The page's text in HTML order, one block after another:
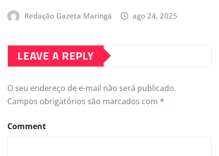
Redação Gazeta Maringá ago 24, 2025
LEAVE A REPLY
O seu endereço de e-mail não será publicado.
Campos obrigatórios são marcados com *
Comment